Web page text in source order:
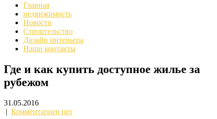
Главная
недвижимость
Новости
Строительство
Дизайн интерьера
Наши контакты
Где и как купить доступное жилье за
рубежом
31.05.2016
| Комментариев нет